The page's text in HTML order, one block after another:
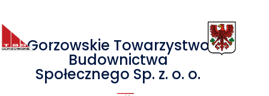
Gorzowskie Towarzystwo
Budownictwa
Społecznego Sp. z. o. o.